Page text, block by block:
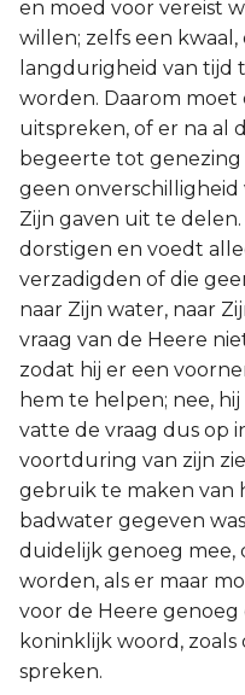
en moed voor vereist
willen; zelfs een
langdurigheid van
worden. Daarom moet
uitspreken, of er na al
begeerte tot genezing
geen onverschilligheid
Zijn gaven uit te
dorstigen en voedt
verzadigden of die
naar Zijn water, naar
vraag van de Heere
zodat hij er een
hem te helpen; nee,
vatte de vraag dus op
voortduring van zijn
gebruik te maken van
badwater gegeven
duidelijk genoeg mee,
worden, als er maar
voor de Heere
koninklijk woord,
spreken.